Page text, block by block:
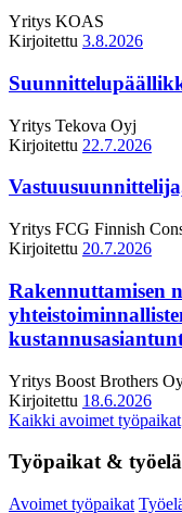
Yritys KOAS
Kirjoitettu 3.8.2026
Yritys Tekova Oyj
Kirjoitettu 22.7.2026
Yritys FCG Finnish
Kirjoitettu 20.7.2026
Rakennuttamisen
Yritys Boost Brothers
Kirjoitettu 18.6.2026
Kaikki avoimet työpaikat
Työpaikat &
Avoimet työpaikat